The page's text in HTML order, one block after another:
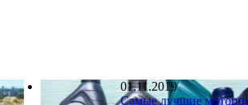
01.11.2019
Самые лучшие